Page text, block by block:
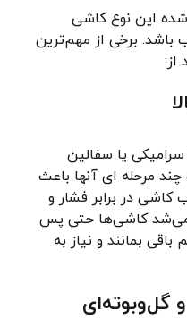
این نوع کاشی
باشد. برخی از مهم‌ترین
از:
یا سفالین
مرحله ای آنها باعث
در برابر فشار و
می‌شد کاشی‌ها حتی پس
بمانند و نیاز به